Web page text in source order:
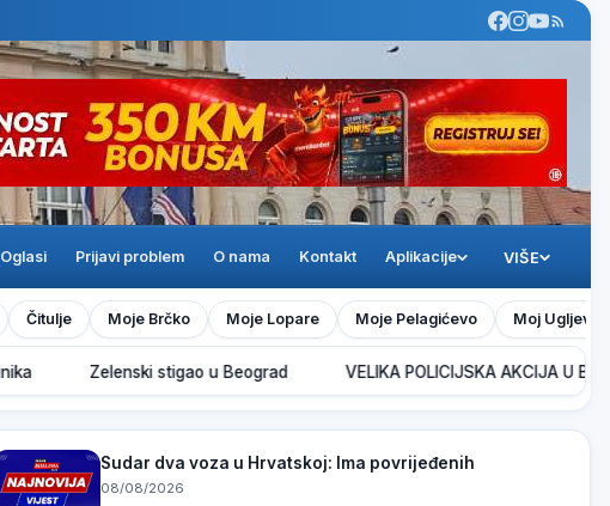
Oglasi Prijavi problem O nama Kontakt Aplikacije VIŠE
Čitulje Moje Brčko Moje Lopare Moje Pelagićevo Moj Ugljevik
Zelenski stigao u Beograd VELIKA POLICIJSKA AKCIJA U
Sudar dva voza u Hrvatskoj: Ima povrijeđenih
08/08/2026